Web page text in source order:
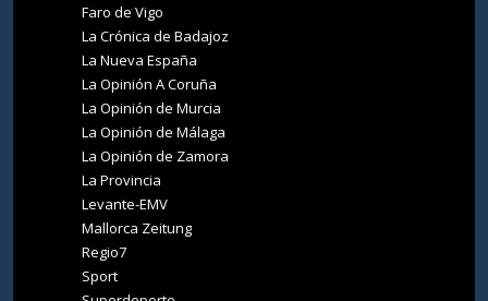
Faro de Vigo
La Crónica de Badajoz
La Nueva España
La Opinión A Coruña
La Opinión de Murcia
La Opinión de Málaga
La Opinión de Zamora
La Provincia
Levante-EMV
Mallorca Zeitung
Regio7
Sport